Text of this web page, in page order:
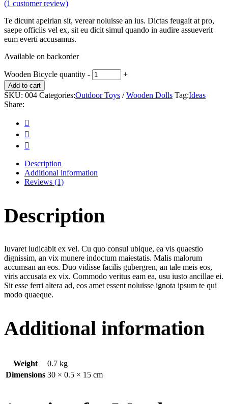
(1 customer review)
Te dicunt apeirian sit, verear noluisse an ius. Dictas feugait at pro,
saepe officiis vel ex, sit eu dicit simul quando in audire assueverit
eum everti accusamus.
Available on backorder
Wooden Bicycle quantity - +
Add to cart
SKU: 004 Categories:Outdoor Toys /Wooden Dolls Tag:Ideas
Share:
Description
Additional information
Reviews (1)
Description
Iuvaret iudicabit ex vel. Cu quo consul ubique, ea vis quaestio
dignissim, an vix munere indoctum maiestatis. Malis malorum
accumsan an eos. Duo vidisse facilis gubergren, an tale meis eos,
viris accusata ex vix. Commodo veritus eam ea, usu iusto ancillae ei.
Sit esse ferri altera ad, eos amet essent noluisse ignota ipsum te qui
modo quaeque.
Additional information
Weight
0.7 kg
Dimensions 30 × 0.5 × 15 cm